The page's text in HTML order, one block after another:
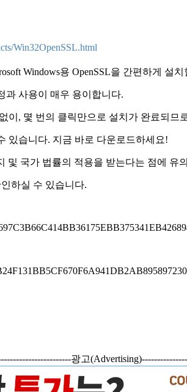
Win32OpenSSL.html
Windows용 OpenSSL을 간편하게 설
과 사용이 매우 용이합니다.
이, 몇 번의 클릭만으로 설치가 완료되므
있습니다. 지금 바로 다운로드하세요!
및 국가 법률의 적용을 받는다는 점에 유
하실 수 있습니다.
광고